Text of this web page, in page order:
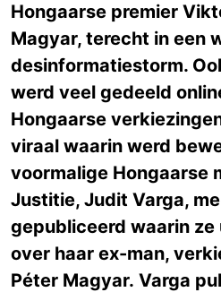
Hongaarse premier
Magyar, terecht in een
desinformatiestorm.
werd veel gedeeld
Hongaarse
viraal waarin werd
voormalige Hongaarse
Justitie, Judit Varga,
gepubliceerd waarin
over haar ex-man,
Péter Magyar. Varga